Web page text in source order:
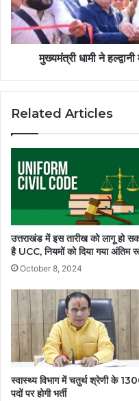
मुख्यमंत्री धामी ने
Related Articles
उत्तराखंड में इस तारीख को लागू हो
है UCC, नियमों को दिया गया अंतिम
October 8, 2024
स्वास्थ्य विभाग में चतुर्थ श्रेणी के
पदों पर होगी भर्ती